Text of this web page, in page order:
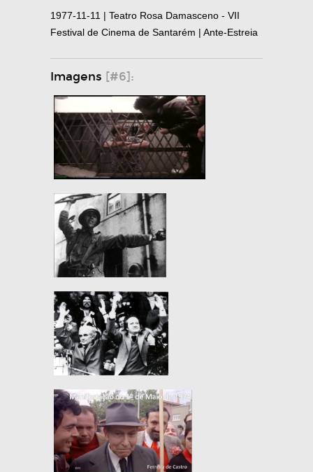
1977-11-11 | Teatro Rosa Damasceno - VII
Festival de Cinema de Santarém | Ante-Estreia
Imagens [#6]: